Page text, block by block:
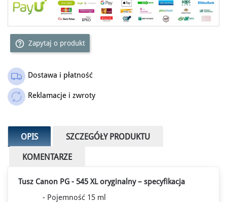
🌛 NOCNE OKAZJE
Zegarki od - 15%*
help_outline Zapytaj o produkt
Dostawa i płatność
Reklamacje i zwroty
OPIS SZCZEGÓŁY PRODUKTU
KOMENTARZE
Tusz Canon PG - 545 XL oryginalny – specyfikacja
- Pojemność 15 ml